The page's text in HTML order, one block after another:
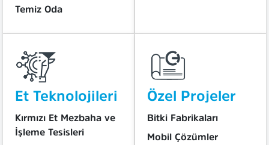
Temiz Oda
Et Teknolojileri
Kırmızı Et Mezbaha ve
İşleme Tesisleri
Özel Projeler
Bitki Fabrikaları
Mobil Çözümler